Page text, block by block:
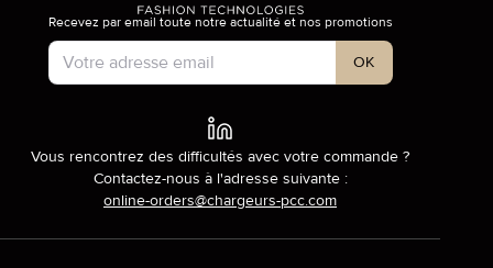
Type de compte
Recevez par email toute notre actualité et nos promotions
OK
Vous rencontrez des difficultés avec votre commande ?
Contactez-nous à l'adresse suivante :
online-orders@chargeurs-pcc.com